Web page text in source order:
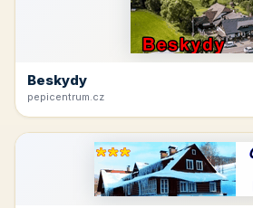
Beskydy
pepicentrum.cz